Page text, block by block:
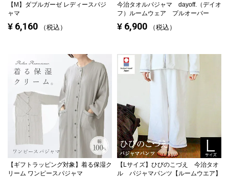
【M】ダブルガーゼ レディースパジ
ャマ
¥ 6,160 税込
今治タオルパジャマ dayoff.（デイオ
フ）ルームウェア プルオーバー
¥ 6,900 税込
【ギフトラッピング対象】 着る保湿ク
リーム ワンピースパジャマ
【Lサイズ】 ひびのこづえ 今治タオ
ル パジャマパンツ【ルームウエア】